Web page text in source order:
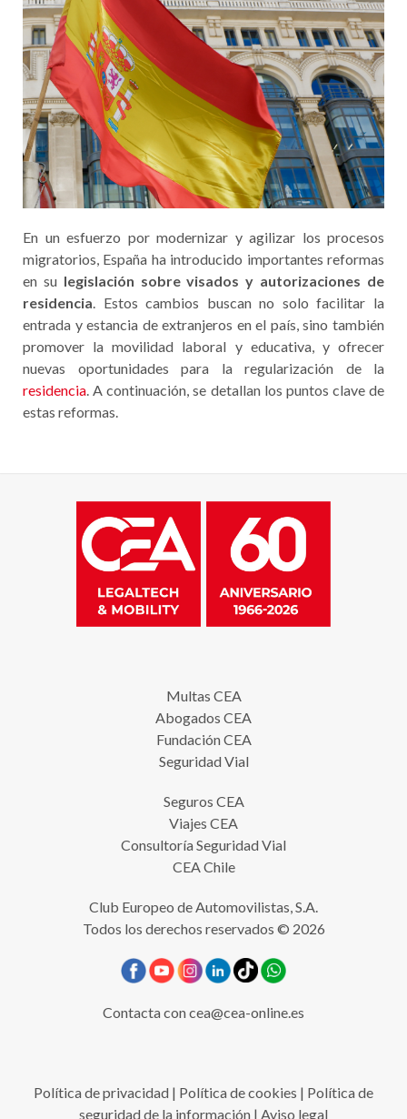
En un esfuerzo por modernizar y agilizar los procesos
migratorios, España ha introducido importantes reformas
en su legislación sobre visados y autorizaciones de
residencia. Estos cambios buscan no solo facilitar la
entrada y estancia de extranjeros en el país, sino también
promover la movilidad laboral y educativa, y ofrecer
nuevas oportunidades para la regularización de la
residencia. A continuación, se detallan los puntos clave de
estas reformas.
Multas CEA
Abogados CEA
Fundación CEA
Seguridad Vial
Seguros CEA
Viajes CEA
Consultoría Seguridad Vial
CEA Chile
Club Europeo de Automovilistas, S.A.
Todos los derechos reservados © 2026
Contacta concea@cea-online.es
Política de privacidad | Política de cookies | Política de
seguridad de la información | Aviso legal